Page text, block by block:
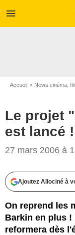
menu
Accueil News cinéma,
Le projet
est lancé !
27 mars 2006 à
Ajoutez Allociné à
On reprend les
Barkin en plus !
reformera dès